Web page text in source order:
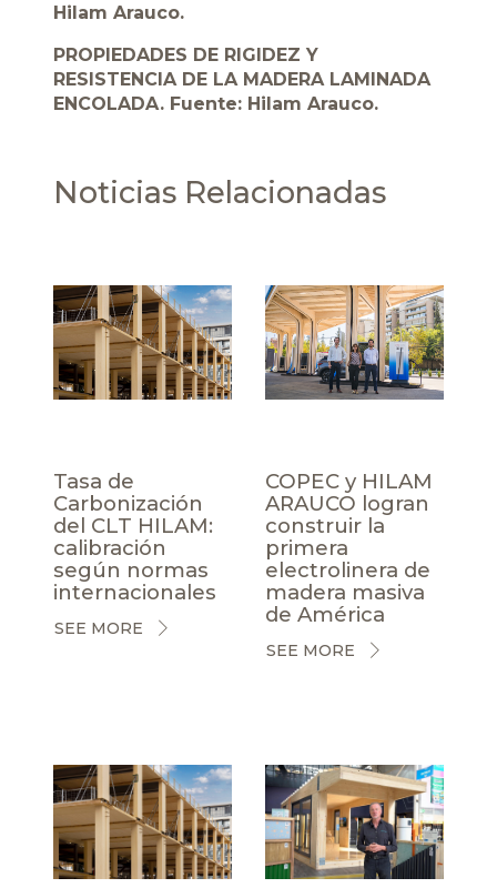
Hilam Arauco.
PROPIEDADES DE RIGIDEZ Y
RESISTENCIA DE LA MADERA LAMINADA
ENCOLADA. Fuente: Hilam Arauco.
Noticias Relacionadas
Tasa de
Carbonización
del CLT HILAM:
calibración
según normas
internacionales
SEE MORE
COPEC y HILAM
ARAUCO logran
construir la
primera
electrolinera de
madera masiva
de América
SEE MORE